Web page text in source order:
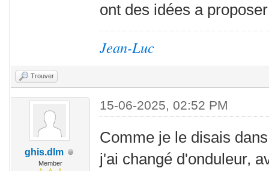
ont des idées a proposer
Jean-Luc
Trouver
ghis.dlm
Member
15-06-2025, 02:52 PM
Comme je le disais
j'ai changé d'onduleur,